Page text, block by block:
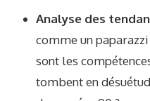
Analyse des
comme un
sont les
tombent en